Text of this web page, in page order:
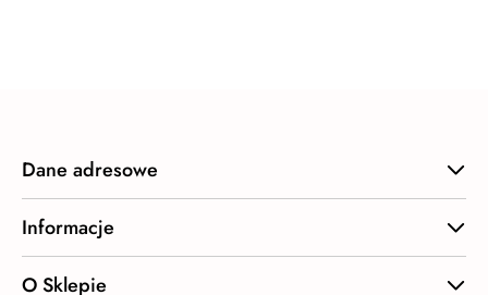
Dane adresowe
Informacje
O Sklepie